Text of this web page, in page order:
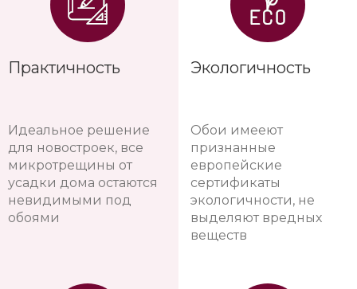
Практичность
Идеальное решение
для новостроек, все
микротрещины от
усадки дома остаются
невидимыми под
обоями
Экологичность
Обои имееют
признанные
европейские
сертификаты
экологичности, не
выделяют вредных
веществ